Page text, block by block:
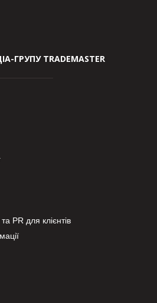
ГРУПУ TRADEMASTER
PR для клієнтів